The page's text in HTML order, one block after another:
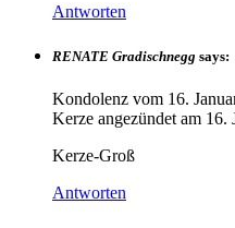
Antworten
RENATE Gradischnegg says:
Kondolenz vom 16.
Kerze angezündet am 16.
Kerze-Groß
Antworten